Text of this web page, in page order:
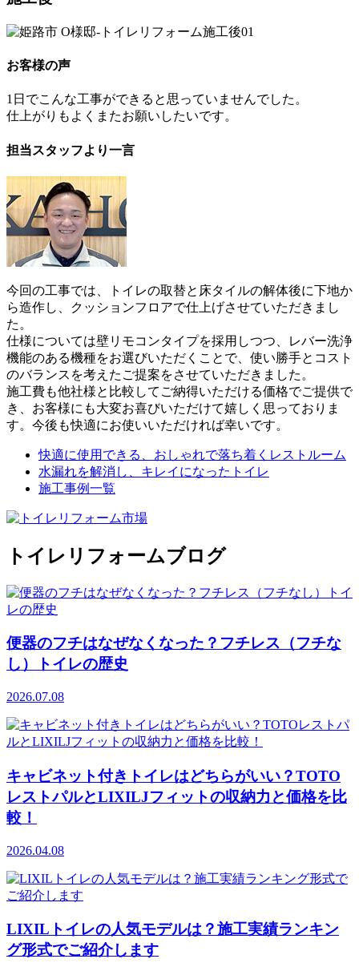
お客様の声
1日でこんな工事ができると思っていませんでした。
仕上がりもよくまたお願いしたいです。
担当スタッフより一言
今回の工事では、トイレの取替と床タイルの解体後に下地か
ら造作し、クッションフロアで仕上げさせていただきまし
た。
仕様については壁リモコンタイプを採用しつつ、レバー洗浄
機能のある機種をお選びいただくことで、使い勝手とコスト
のバランスを考えたご提案をさせていただきました。
施工費も他社様と比較してご納得いただける価格でご提供で
き、お客様にも大変お喜びいただけて嬉しく思っておりま
す。今後も快適にお使いいただければ幸いです。
快適に使用できる、おしゃれで落ち着くレストルーム
水漏れを解消し、キレイになったトイレ
施工事例一覧
トイレリフォームブログ
便器のフチはなぜなくなった？フチレス（フチな
し）トイレの歴史
2026.07.08
キャビネット付きトイレはどちらがいい？TOTO
レストパルとLIXILJフィットの収納力と価格を比
較！
2026.04.08
LIXILトイレの人気モデルは？施工実績ランキン
グ形式でご紹介します